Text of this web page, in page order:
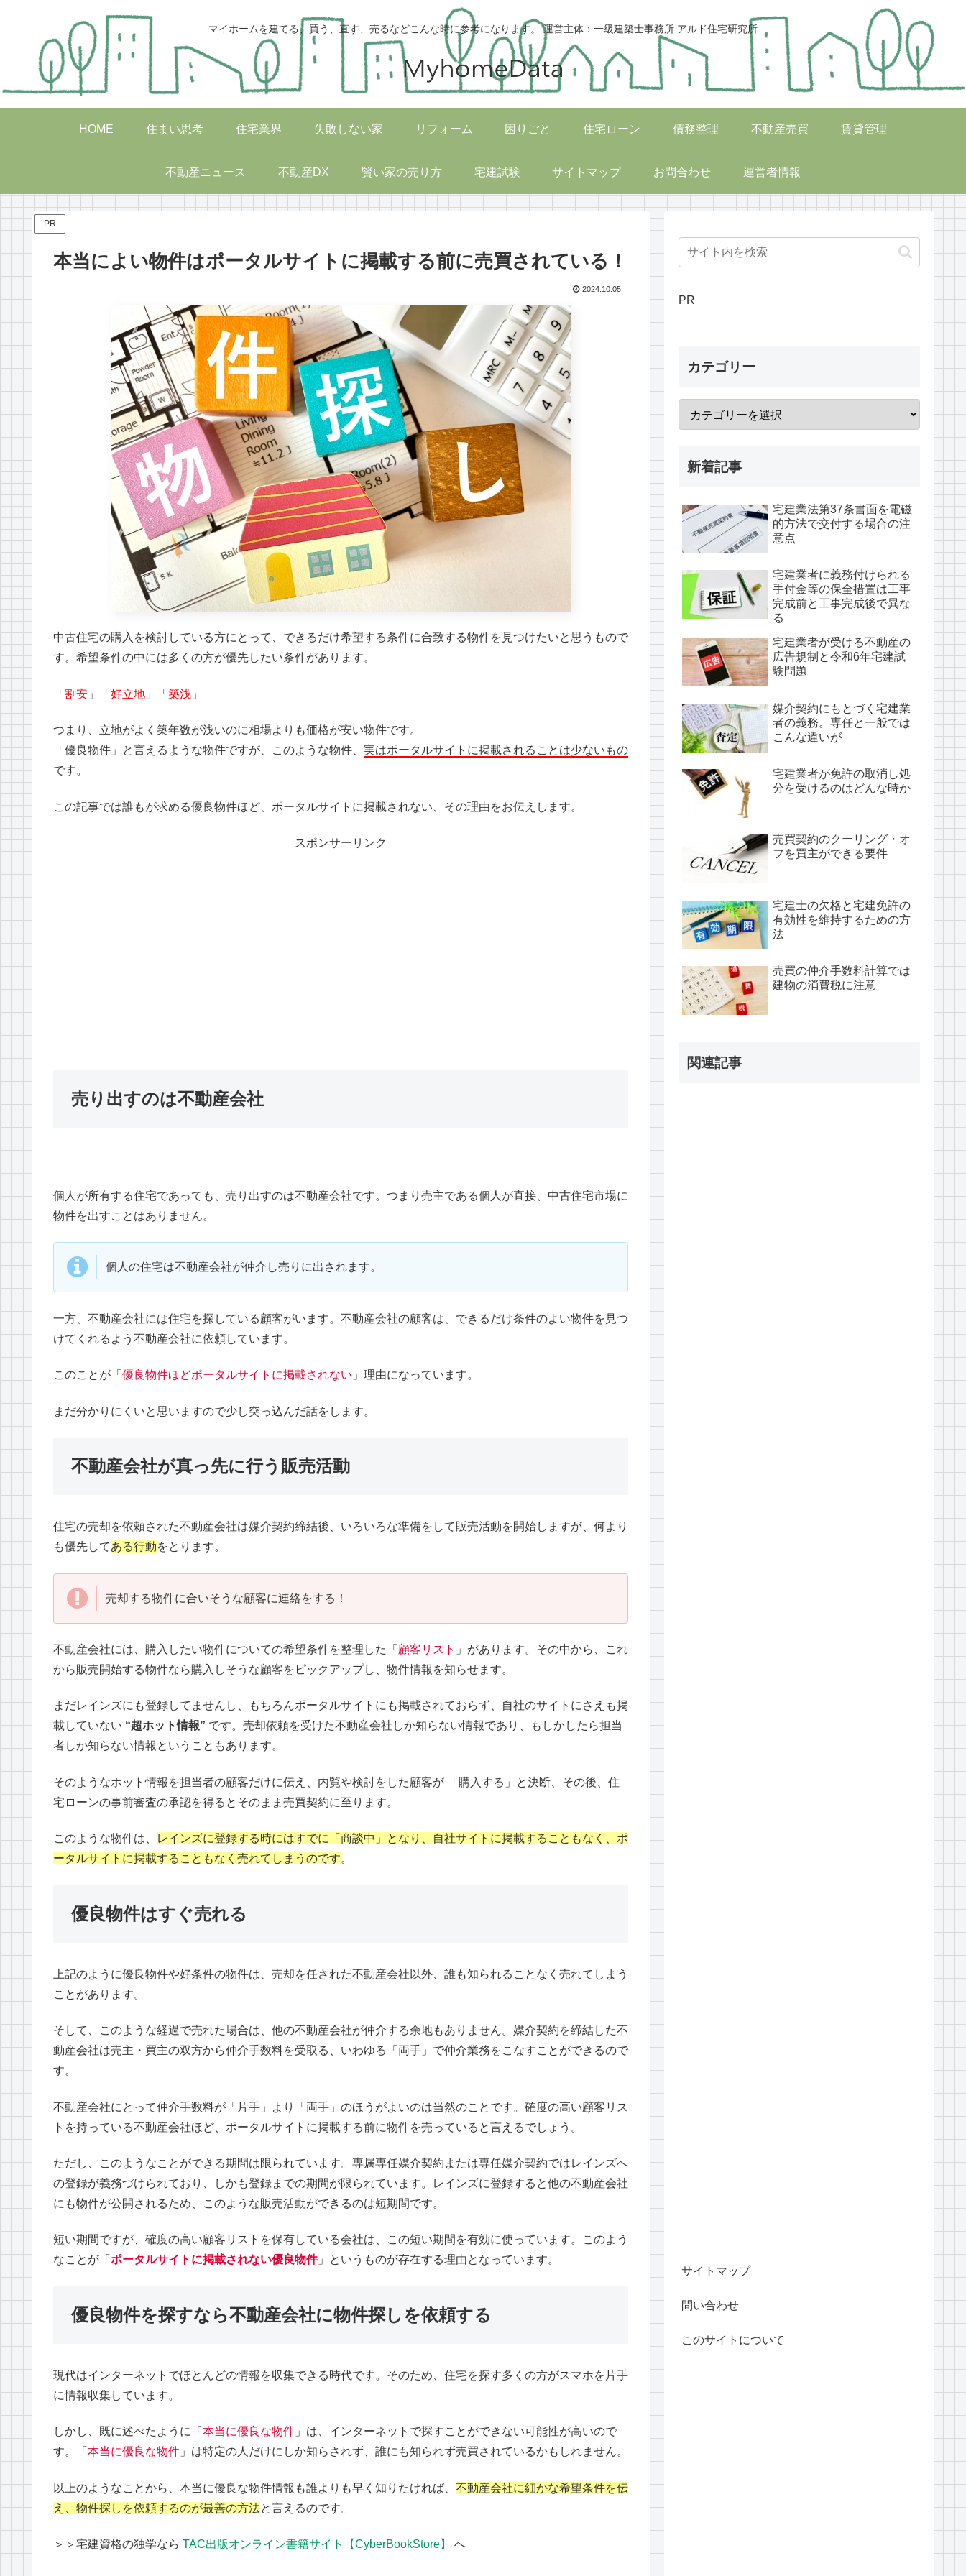
マイホームを建てる、買う、直す、売るなどこんな時に参考になります。 運営主体：一級建築士事務所 アルド住宅研究所
HOME 住まい思考 住宅業界 失敗しない家 リフォーム 困りごと 住宅ローン 債務整理 不動産売買 賃貸管理
不動産ニュース 不動産DX 賢い家の売り方 宅建試験 サイトマップ お問合わせ 運営者情報
PR
本当によい物件はポータルサイトに掲載する前に売買されている！
2024.10.05
中古住宅の購入を検討している方にとって、できるだけ希望する条件に合致する物件を見つけたいと思うもので
す。希望条件の中には多くの方が優先したい条件があります。
「 割安 」「 好立地 」「 築浅 」
つまり、立地がよく築年数が浅いのに相場よりも価格が安い物件です。
「優良物件」と言えるような物件ですが、このような物件、 実はポータルサイトに掲載されることは少ないもの
です。
この記事では誰もが求める優良物件ほど、ポータルサイトに掲載されない、その理由をお伝えします。
スポンサーリンク
売り出すのは不動産会社
個人が所有する住宅であっても、売り出すのは不動産会社です。つまり売主である個人が直接、中古住宅市場に
物件を出すことはありません。
個人の住宅は不動産会社が仲介し売りに出されます。
一方、不動産会社には住宅を探している顧客がいます。不動産会社の顧客は、できるだけ条件のよい物件を見つ
けてくれるよう不動産会社に依頼しています。
このことが「 優良物件ほどポータルサイトに掲載されない 」理由になっています。
まだ分かりにくいと思いますので少し突っ込んだ話をします。
不動産会社が真っ先に行う販売活動
住宅の売却を依頼された不動産会社は媒介契約締結後、いろいろな準備をして販売活動を開始しますが、何より
も優先してある行動をとります。
売却する物件に合いそうな顧客に連絡をする！
不動産会社には、購入したい物件についての希望条件を整理した「 顧客リスト 」があります。その中から、これ
から販売開始する物件なら購入しそうな顧客をピックアップし、物件情報を知らせます。
まだレインズにも登録してませんし、もちろんポータルサイトにも掲載されておらず、自社のサイトにさえも掲
載していない “超ホット情報” です。売却依頼を受けた不動産会社しか知らない情報であり、もしかしたら担当
者しか知らない情報ということもあります。
そのようなホット情報を担当者の顧客だけに伝え、内覧や検討をした顧客が 「購入する」と決断、その後、住
宅ローンの事前審査の承認を得るとそのまま売買契約に至ります。
このような物件は、
レインズに登録する時にはすでに「商談中」となり、自社サイトに掲載することもなく、ポ
ータルサイトに掲載することもなく売れてしまうのです。
優良物件はすぐ売れる
上記のように優良物件や好条件の物件は、売却を任された不動産会社以外、誰も知られることなく売れてしまう
ことがあります。
そして、このような経過で売れた場合は、他の不動産会社が仲介する余地もありません。媒介契約を締結した不
動産会社は売主・買主の双方から仲介手数料を受取る、いわゆる「両手」で仲介業務をこなすことができるので
す。
不動産会社にとって仲介手数料が「片手」より「両手」のほうがよいのは当然のことです。確度の高い顧客リス
トを持っている不動産会社ほど、ポータルサイトに掲載する前に物件を売っていると言えるでしょう。
ただし、このようなことができる期間は限られています。専属専任媒介契約または専任媒介契約ではレインズへ
の登録が義務づけられており、しかも登録までの期間が限られています。レインズに登録すると他の不動産会社
にも物件が公開されるため、このような販売活動ができるのは短期間です。
短い期間ですが、確度の高い顧客リストを保有している会社は、この短い期間を有効に使っています。このよう
なことが「 ポータルサイトに掲載されない優良物件」というものが存在する理由となっています。
優良物件を探すなら不動産会社に物件探しを依頼する
現代はインターネットでほとんどの情報を収集できる時代です。そのため、住宅を探す多くの方がスマホを片手
に情報収集しています。
しかし、既に述べたように「 本当に優良な物件 」は、インターネットで探すことができない可能性が高いので
す。「 本当に優良な物件 」は特定の人だけにしか知らされず、誰にも知られず売買されているかもしれません。
以上のようなことから、本当に優良な物件情報も誰よりも早く知りたければ、 不動産会社に細かな希望条件を伝
え、物件探しを依頼するのが最善の方法と言えるのです。
＞＞宅建資格の独学なら TAC出版オンライン書籍サイト【CyberBookStore】 へ
PR
カテゴリー
新着記事
宅建業法第37条書面を電磁
的方法で交付する場合の注
意点
宅建業者に義務付けられる
手付金等の保全措置は工事
完成前と工事完成後で異な
る
宅建業者が受ける不動産の
広告規制と令和6年宅建試
験問題
媒介契約にもとづく宅建業
者の義務。専任と一般では
こんな違いが
宅建業者が免許の取消し処
分を受けるのはどんな時か
売買契約のクーリング・オ
フを買主ができる要件
宅建士の欠格と宅建免許の
有効性を維持するための方
法
売買の仲介手数料計算では
建物の消費税に注意
関連記事
サイトマップ
問い合わせ
このサイトについて